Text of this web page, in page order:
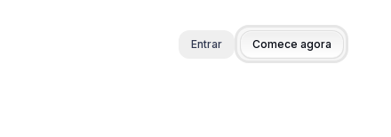
Entrar Comece agora